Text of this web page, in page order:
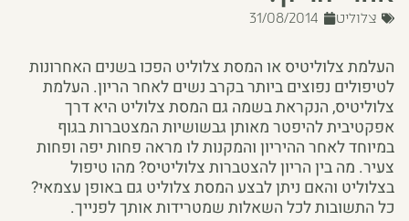
צלוליט 31/08/2014
העלמת צלוליטיס או המסת צלוליט הפכו בשנים האחרונות
לטיפולים נפוצים ביותר בקרב נשים לאחר הריון. העלמת
צלוליטיס, הנקראת בשמה גם המסת צלוליט היא דרך
אפקטיבית להיפטר מאותן גבשושיות המצטברות בגוף
במיוחד לאחר ההיריון והמקנות לו מראה פחות יפה ופחות
צעיר. מה בין הריון להצטברות צלוליטיס? מהו טיפול
בצלוליט והאם ניתן לבצע המסת צלוליט גם באופן עצמאי?
כל התשובות לכל השאלות שמטרידות אותך לפנייך.